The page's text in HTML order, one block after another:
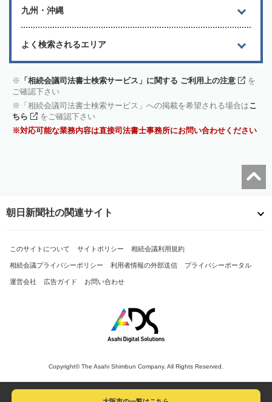
九州・沖縄
よく検索されるエリア
「相続会議司法書士検索サービス」に関する ご利用上の注意
を
ご確認下さい
「相続会議司法書士検索サービス」への掲載を希望される場合はこ
ちら
をご確認下さい
対応可能な業務内容は直接司法書士事務所にお問い合わせください
朝日新聞社の関連サイト
このサイトについて サイトポリシー 相続会議利用規約
相続会議プライバシーポリシー 利用者情報の外部送信 プライバシーポータル
運営会社 広告ガイド お問い合わせ
Copyright© The Asahi Shimbun Company. All Rights Reserved.